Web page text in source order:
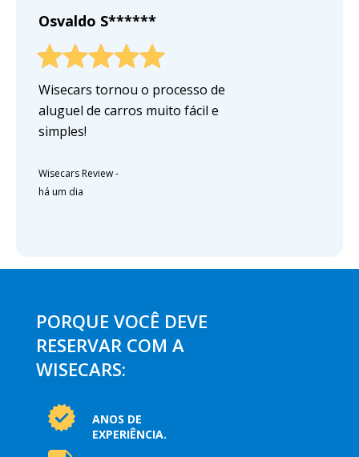
Osvaldo S******
Wisecars tornou o processo de
aluguel de carros muito fácil e
simples!
Wisecars Review-
há um dia
PORQUE VOCÊ DEVE
RESERVAR COM A
WISECARS:
ANOS DE
EXPERIÊNCIA.